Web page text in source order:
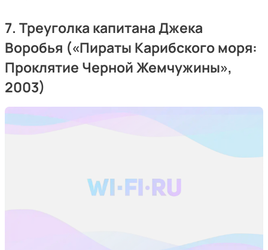
7. Треуголка капитана Джека
Воробья («Пираты Карибского моря:
Проклятие Черной Жемчужины»,
2003)